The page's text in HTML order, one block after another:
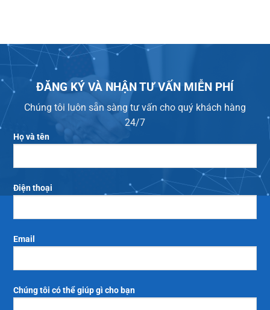
ĐĂNG KÝ VÀ NHẬN TƯ VẤN MIỄN PHÍ
Chúng tôi luôn sẵn sàng tư vấn cho quý khách hàng
24/7
Họ và tên
Điện thoại
Email
Chúng tôi có thể giúp gì cho bạn